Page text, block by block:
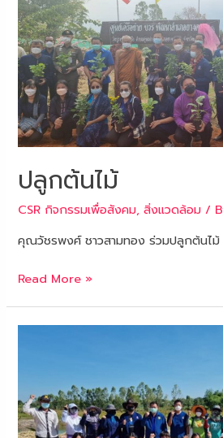
ปลูกต้นไม้
CSR กิจกรรมเพื่อสังคม,สิ่งแวดล้อม /
คุณวัชรพงศ์ ชาวสามทอง ร่วมปลูกต้นไม้
Read More »